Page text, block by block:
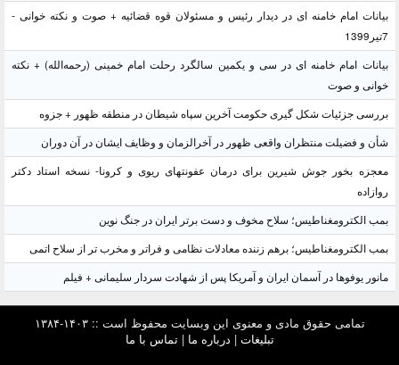
بیانات امام خامنه ای در دیدار رئیس و مسئولان قوه قضائیه + صوت و نکته خوانی -
7تیر1399
بیانات امام خامنه ای در سی و یکمین سالگرد رحلت امام خمینی (رحمه‌الله) + نکته
خوانی و صوت
بررسی جزئیات شکل گیری حکومت آخرین سپاه شیطان در منطقه ظهور + جزوه
شأن و فضیلت منتظران واقعی ظهور در آخرالزمان و وظایف ایشان در آن دوران
معجزه بخور جوش شیرین برای درمان عفونتهای ریوی و کرونا- نسخه استاد دکتر
روازاده
بمب الکترومغناطیس؛ سلاح مخوف و دست برتر ایران در جنگ نوین
بمب الکترومغناطیس؛ برهم زننده معادلات نظامی و فراتر و مخرب تر از سلاح اتمی
مانور یوفوها در آسمان ایران و آمریکا پس از شهادت سردار سلیمانی + فیلم
تمامی حقوق مادی و معنوی این وبسایت محفوظ است :: ۱۴۰۳-۱۳۸۴
تبلیغات | درباره ما |تماس با ما